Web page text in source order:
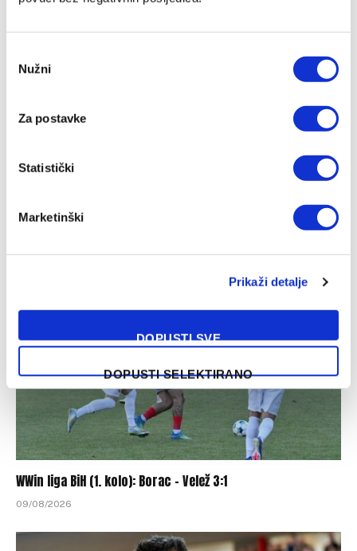
Selection
Nužni
Za postavke
Statistički
Marketinški
Prikaži detalje
DOPUSTI SVE
DOPUSTI SELEKTIRANO
Zrinjski slavio protiv Čelika i pobjedom otvorio sezonu
WWin liga BiH (1. kolo): Borac – Velež 3:1
09/08/2026